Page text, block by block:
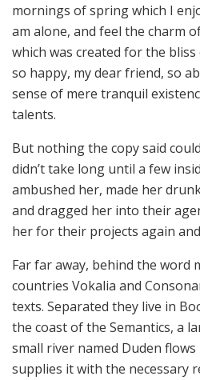
mornings of spring which I
am alone, and feel the charm
which was created for the
so happy, my dear friend, so
sense of mere tranquil
talents.
But nothing the copy said
didn’t take long until a few
ambushed her, made her
and dragged her into their
her for their projects again
Far far away, behind the word
countries Vokalia and
texts. Separated they live in
the coast of the Semantics, a
small river named Duden
supplies it with the necessary